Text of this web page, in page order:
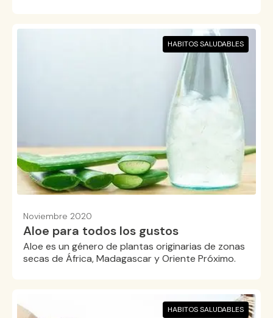
HABITOS SALUDABLES
Noviembre 2020
Aloe para todos los gustos
Aloe es un género de plantas originarias de zonas
secas de África, Madagascar y Oriente Próximo.
HABITOS SALUDABLES